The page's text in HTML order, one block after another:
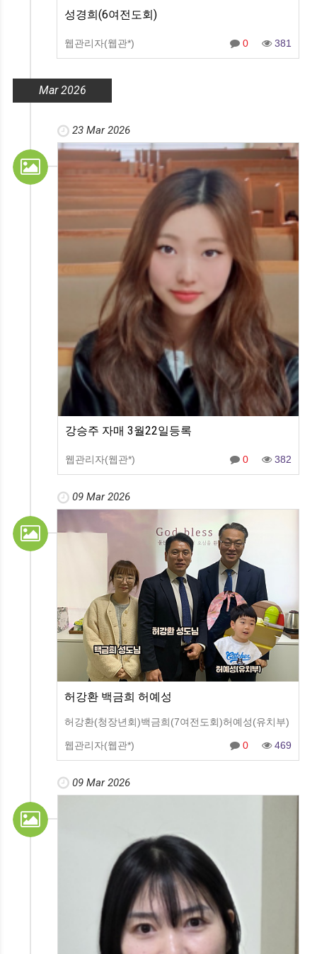
성경희(6여전도회)
웹관리자(웹관*) 0 381
Mar 2026
23 Mar 2026
강승주 자매 3월22일등록
웹관리자(웹관*) 0 382
09 Mar 2026
허강환 백금희 허예성
허강환(청장년회)백금희(7여전도회)허예성(유치부)
웹관리자(웹관*) 0 469
09 Mar 2026